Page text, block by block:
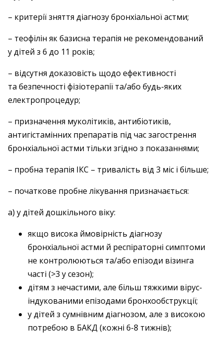
– критерії зняття діагнозу бронхіальної астми;
– теофілін як базисна терапія не рекомендований
у дітей з 6 до 11 років;
– відсутня доказовість щодо ефективності
та безпечності фізіотерапії та/або будь-яких
електропроцедур;
– призначення муколітиків, антибіотиків,
антигістамінних препаратів під час загострення
бронхіальної астми тільки згідно з показаннями;
– пробна терапія ІКС – тривалість від 3 міс і більше;
– початкове пробне лікування призначається:
а) у дітей дошкільного віку:
якщо висока ймовірність діагнозу
бронхіальної астми й респіраторні симптоми
не контролюються та/або епізоди візинга
часті (>3 у сезон);
дітям з нечастими, але більш тяжкими вірус-
індукованими епізодами бронхообструкції;
у дітей з сумнівним діагнозом, але з високою
потребою в БАКД (кожні 6-8 тижнів);